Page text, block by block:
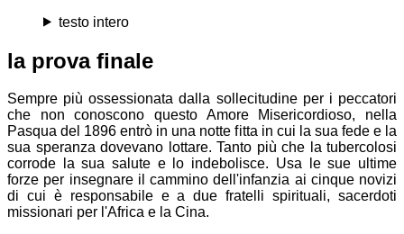
testo intero
la prova finale
Sempre più ossessionata dalla sollecitudine per i peccatori
che non conoscono questo Amore Misericordioso, nella
Pasqua del 1896 entrò in una notte fitta in cui la sua fede e la
sua speranza dovevano lottare. Tanto più che la tubercolosi
corrode la sua salute e lo indebolisce. Usa le sue ultime
forze per insegnare il cammino dell'infanzia ai cinque novizi
di cui è responsabile e a due fratelli spirituali, sacerdoti
missionari per l'Africa e la Cina.